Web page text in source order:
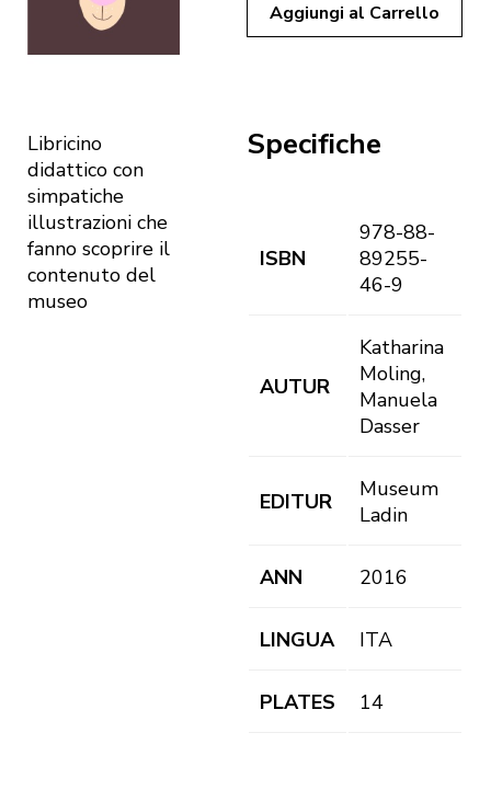
Libricino
didattico con
simpatiche
illustrazioni che
fanno scoprire il
contenuto del
museo
Aggiungi al Carrello
Specifiche
ISBN
978-88-
89255-
46-9
AUTUR
Katharina
Moling,
Manuela
Dasser
EDITUR
Museum
Ladin
ANN 2016
LINGUA ITA
PLATES 14